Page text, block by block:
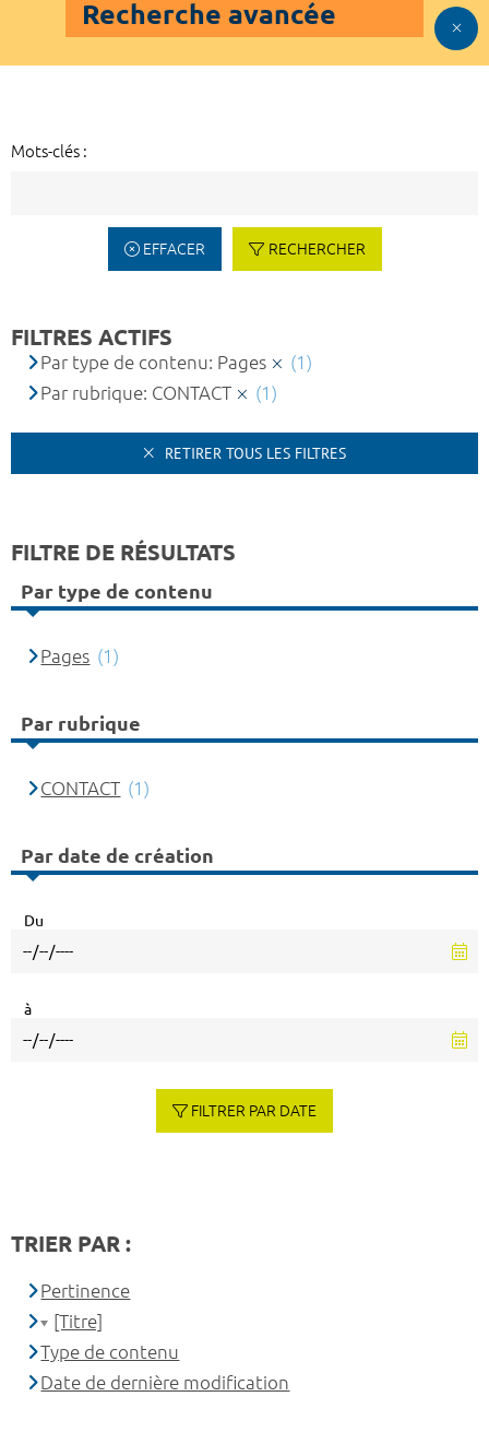
Recherche avancée
Mots-clés :
EFFACER RECHERCHER
FILTRES ACTIFS
Par type de contenu: Pages
(1)
Par rubrique: CONTACT
(1)
RETIRER TOUS LES FILTRES
FILTRE DE RÉSULTATS
Par type de contenu
Pages (1)
Par rubrique
CONTACT (1)
Par date de création
Du
à
FILTRER PAR DATE
TRIER PAR :
Pertinence
[Titre]
Type de contenu
Date de dernière modification